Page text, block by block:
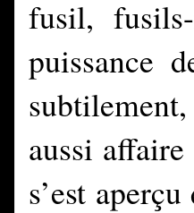
fusil,
puissance
aussi
s’est